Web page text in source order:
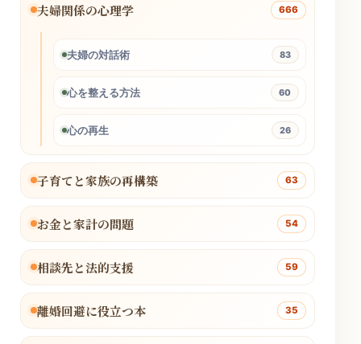
夫婦関係の心理学 666
夫婦の対話術 83
心を整える方法 60
心の再生 26
子育てと家族の再構築 63
お金と家計の問題 54
相談先と法的支援 59
離婚回避に役立つ本 35